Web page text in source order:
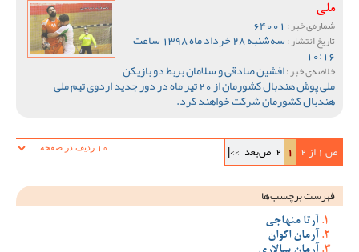
ملی
شماره‌ی خبر :
تاریخ انتشار : سه‌شنبه 28 خرداد ماه 1398 ساعت
10:16
خلاصه‌ی خبر :افشین صادقی و سلامان بربط دو بازیکن
ملی پوش هندبال کشورمان از 20 تیر ماه در دور جدید اردوی تیم ملی
هندبال کشورمان شرکت خواهند کرد.
ص 1 از 2 1
2 ص‌بعد >>|
فهرست برچسب‌ها
آرتا منهاجی
آرمان اکوان